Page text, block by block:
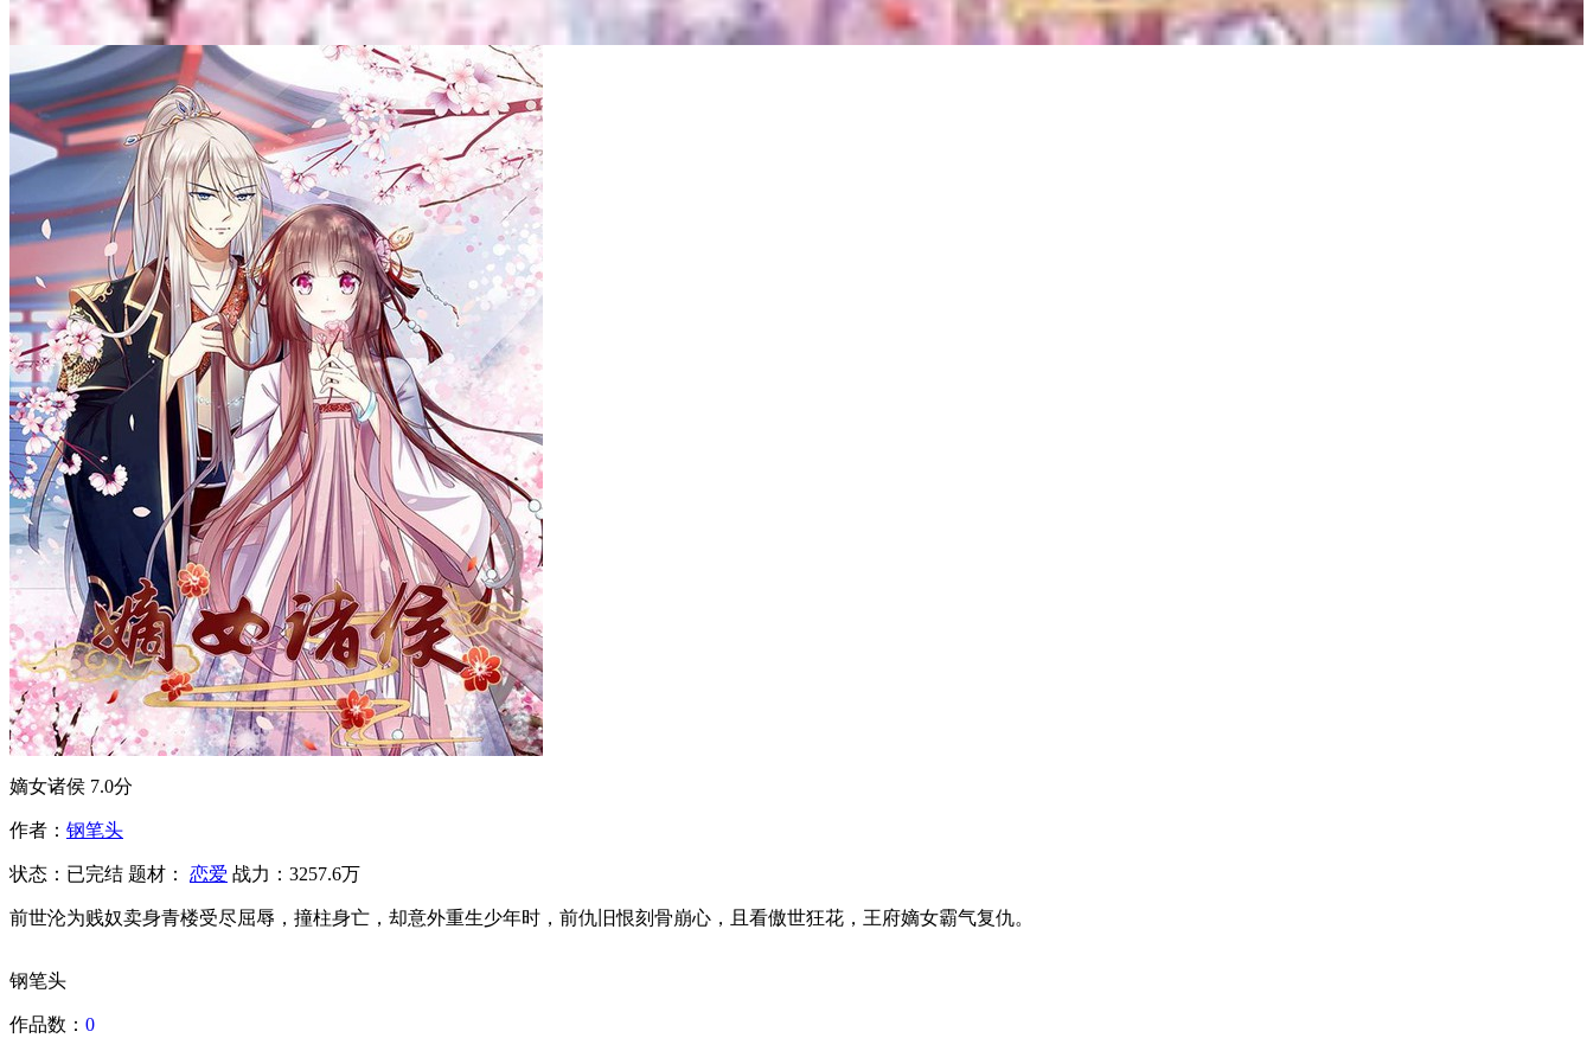
嫡女诸侯 7.0分
作者： 钢笔头
状态： 已完结 题材： 恋爱 战力：3257.6万
前世沦为贱奴卖身青楼受尽屈辱，撞柱身亡，却意外重生少年时，前仇旧恨刻骨崩心，且看傲世狂花，王府嫡女霸气复仇。
钢笔头
作品数： 0